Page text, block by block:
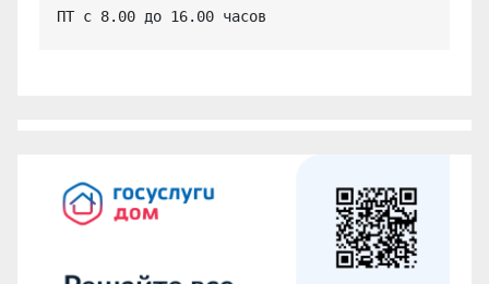
ПТ с 8.00 до 16.00 часов